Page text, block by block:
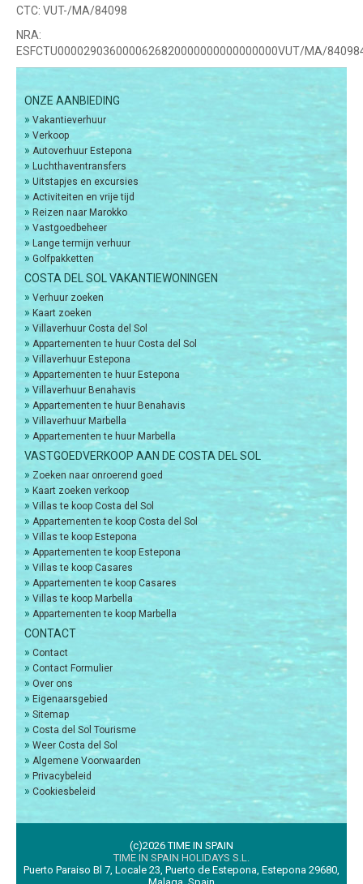
CTC: VUT-/MA/84098
NRA:
ESFCTU0000290360000626820000000000000000VUT/MA/
ONZE AANBIEDING
» Vakantieverhuur
» Verkoop
» Autoverhuur Estepona
» Luchthaventransfers
» Uitstapjes en excursies
» Activiteiten en vrije tijd
» Reizen naar Marokko
» Vastgoedbeheer
» Lange termijn verhuur
» Golfpakketten
COSTA DEL SOL VAKANTIEWONINGEN
» Verhuur zoeken
» Kaart zoeken
» Villaverhuur Costa del Sol
» Appartementen te huur Costa del Sol
» Villaverhuur Estepona
» Appartementen te huur Estepona
» Villaverhuur Benahavis
» Appartementen te huur Benahavis
» Villaverhuur Marbella
» Appartementen te huur Marbella
VASTGOEDVERKOOP AAN DE COSTA DEL SOL
» Zoeken naar onroerend goed
» Kaart zoeken verkoop
» Villas te koop Costa del Sol
» Appartementen te koop Costa del Sol
» Villas te koop Estepona
» Appartementen te koop Estepona
» Villas te koop Casares
» Appartementen te koop Casares
» Villas te koop Marbella
» Appartementen te koop Marbella
CONTACT
» Contact
» Contact Formulier
» Over ons
» Eigenaarsgebied
» Sitemap
» Costa del Sol Tourisme
» Weer Costa del Sol
» Algemene Voorwaarden
» Privacybeleid
» Cookiesbeleid
(c)2026 TIME IN SPAIN
TIME IN SPAIN HOLIDAYS S.L.
Puerto Paraiso Bl 7, Locale 23, Puerto de Estepona, Estepona 29680,